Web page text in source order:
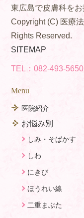
東広島で皮膚科を
Copyright (C) 医療
Rights Reserved.
SITEMAP
TEL：082-493-5650
Menu
医院紹介
お悩み別
しみ・そばかす
しわ
にきび
ほうれい線
二重まぶた